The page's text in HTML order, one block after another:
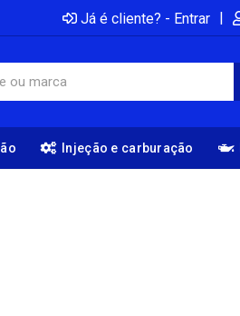
Já é cliente? - Entrar |
Injeção e carburação